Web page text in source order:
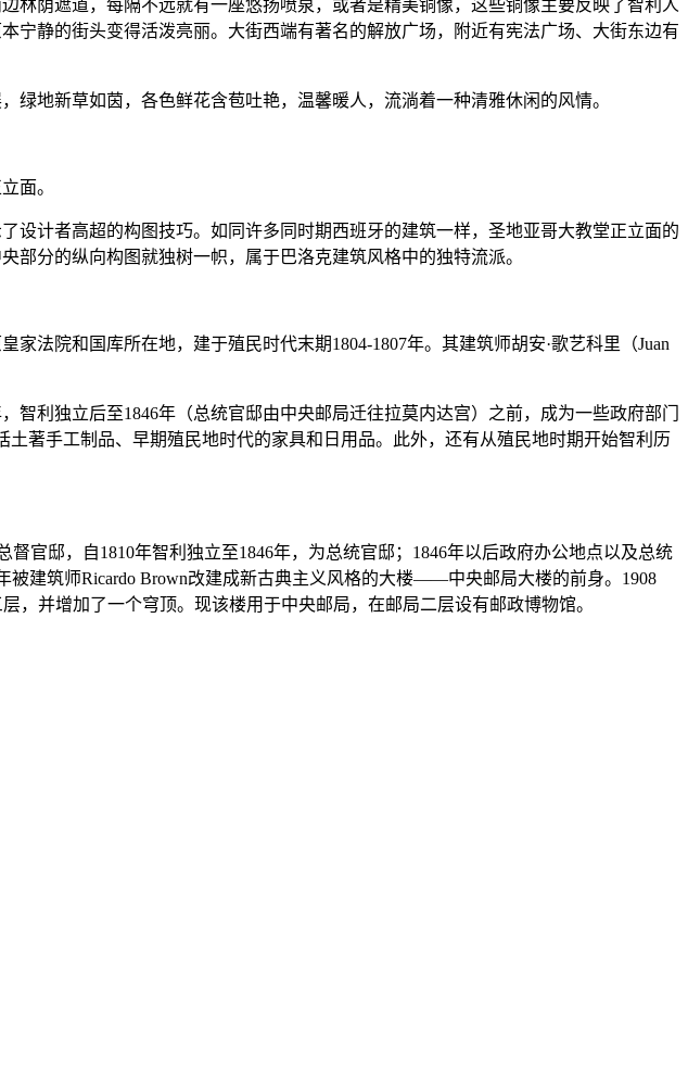
荫遮道，每隔不远就有一座悠扬喷泉，或者是精美铜像，这些铜像主要反映了智利人
静的街头变得活泼亮丽。大街西端有著名的解放广场，附近有宪法广场、大街东边有
地新草如茵，各色鲜花含苞吐艳，温馨暖人，流淌着一种清雅休闲的风情。
面。
设计者高超的构图技巧。如同许多同时期西班牙的建筑一样，圣地亚哥大教堂正立面的
部分的纵向构图就独树一帜，属于巴洛克建筑风格中的独特流派。
法院和国库所在地，建于殖民时代末期1804-1807年。其建筑师胡安·歌艺科里（Juan
利独立后至1846年（总统官邸由中央邮局迁往拉莫内达宫）之前，成为一些政府部门
著手工制品、早期殖民地时代的家具和日用品。此外，还有从殖民地时期开始智利历
官邸，自1810年智利独立至1846年，为总统官邸；1846年以后政府办公地点以及总统
被建筑师Ricardo Brown改建成新古典主义风格的大楼——中央邮局大楼的前身。1908
，并增加了一个穹顶。现该楼用于中央邮局，在邮局二层设有邮政博物馆。